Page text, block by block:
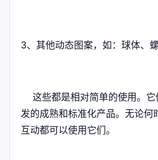
3、其他动态图案，如：球体、
这些都是相对简单的使用。它
发的成熟和标准化产品。无论何
互动都可以使用它们。